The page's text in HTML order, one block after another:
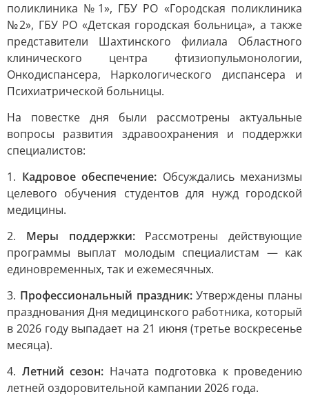
поликлиника №1», ГБУ РО «Городская поликлиника
№2», ГБУ РО «Детская городская больница», а также
представители Шахтинского филиала Областного
клинического центра фтизиопульмонологии,
Онкодиспансера, Наркологического диспансера и
Психиатрической больницы.
На повестке дня были рассмотрены актуальные
вопросы развития здравоохранения и поддержки
специалистов:
1. Кадровое обеспечение: Обсуждались механизмы
целевого обучения студентов для нужд городской
медицины.
2. Меры поддержки:Рассмотрены действующие
программы выплат молодым специалистам — как
единовременных, так и ежемесячных.
3. Профессиональный праздник:Утверждены планы
празднования Дня медицинского работника, который
в 2026 году выпадает на 21 июня (третье воскресенье
месяца).
4. Летний сезон: Начата подготовка к проведению
летней оздоровительной кампании 2026 года.